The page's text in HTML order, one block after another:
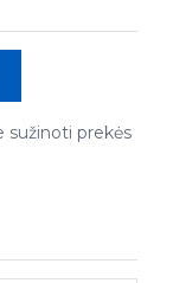
sužinoti prekės